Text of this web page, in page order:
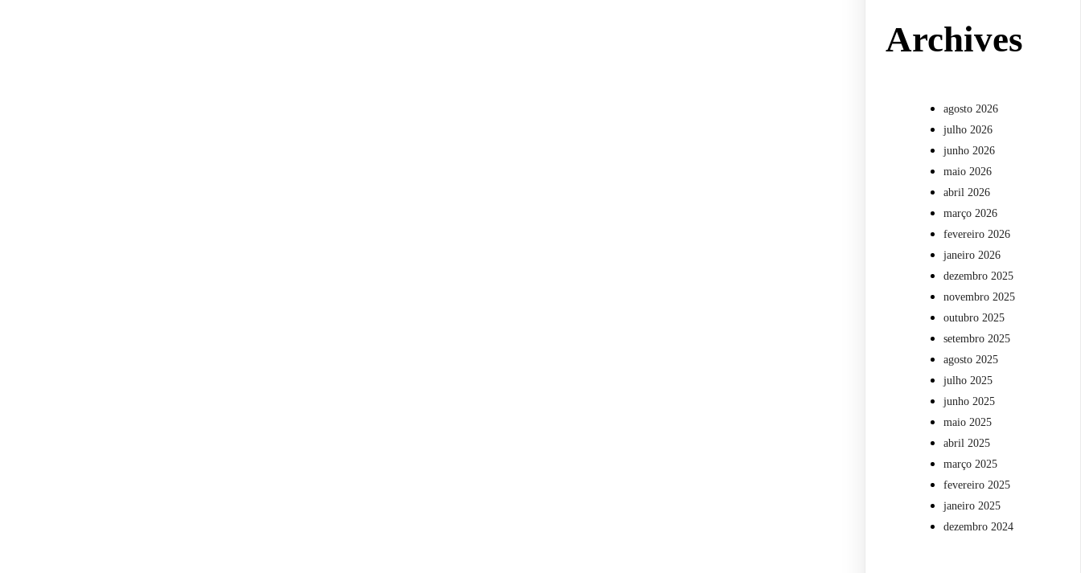
Archives
agosto 2026
julho 2026
junho 2026
maio 2026
abril 2026
março 2026
fevereiro 2026
janeiro 2026
dezembro 2025
novembro 2025
outubro 2025
setembro 2025
agosto 2025
julho 2025
junho 2025
maio 2025
abril 2025
março 2025
fevereiro 2025
janeiro 2025
dezembro 2024